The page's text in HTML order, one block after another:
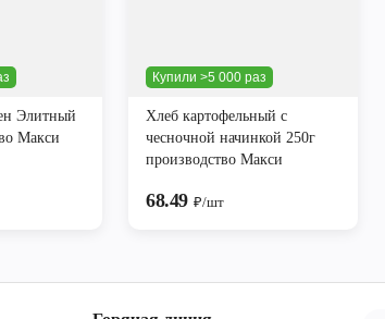
Элитный
Макси
Купили >5 000 раз
Хлеб картофельный с
чесночной начинкой 250г
производство Макси
68.49 ₽/шт